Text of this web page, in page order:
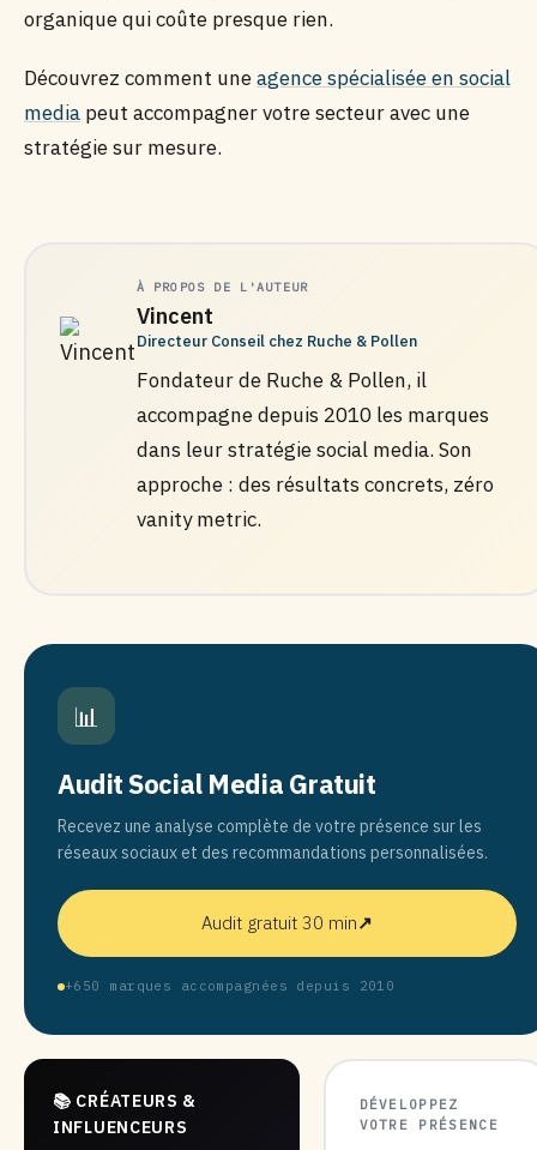
organique qui coûte presque rien.
Découvrez comment uneagence spécialisée en social
media peut accompagner votre secteur avec une
stratégie sur mesure.
À PROPOS DE L'AUTEUR
Vincent
Directeur Conseil chez Ruche & Pollen
Fondateur de Ruche & Pollen, il
accompagne depuis 2010 les marques
dans leur stratégie social media. Son
approche : des résultats concrets, zéro
vanity metric.
📊
Audit Social Media Gratuit
Recevez une analyse complète de votre présence sur les
réseaux sociaux et des recommandations personnalisées.
Audit gratuit 30 min↗
+650 marques accompagnées depuis 2010
📚 CRÉATEURS &
INFLUENCEURS
DÉVELOPPEZ
VOTRE PRÉSENCE